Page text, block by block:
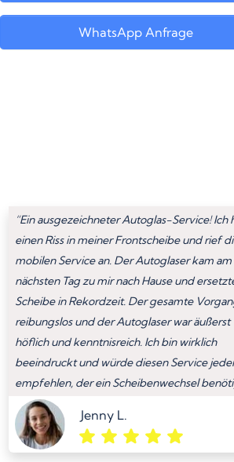
WhatsApp Anfrage
“Ein ausgezeichneter Autoglas-Service! Ich
einen Riss in meiner Frontscheibe und rief
mobilen Service an. Der Autoglaser kam am
nächsten Tag zu mir nach Hause und
Scheibe in Rekordzeit. Der gesamte
reibungslos und der Autoglaser war äußerst
höflich und kenntnisreich. Ich bin wirklich
beeindruckt und würde diesen Service
empfehlen, der ein Scheibenwechsel
Jenny L.